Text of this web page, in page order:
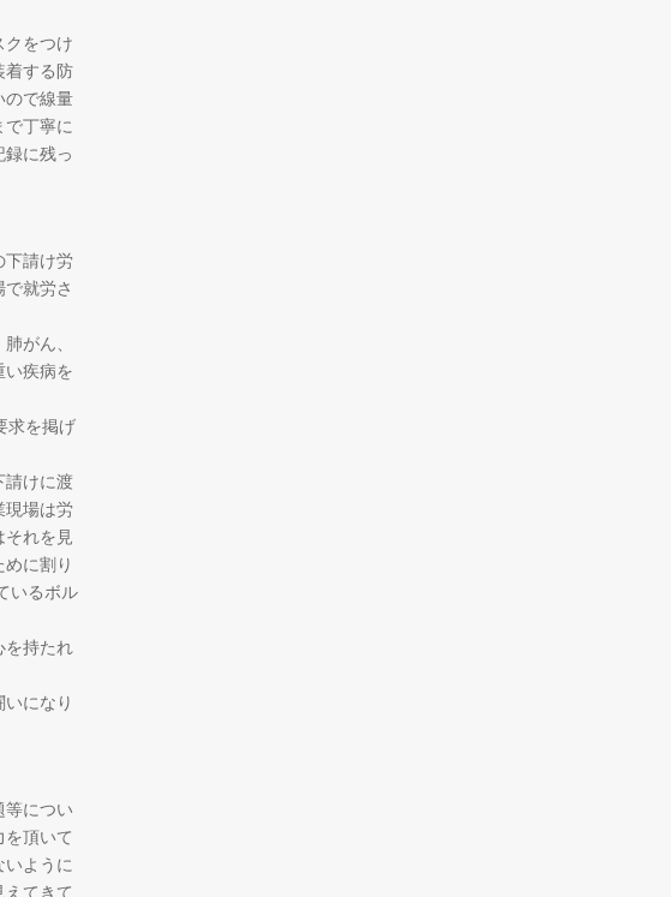
をつけ
着する防
ので線量
丁寧に
に残っ
下請け労
就労さ
がん、
い疾病を
求を掲げ
請けに渡
現場は労
それを見
に割り
いるボル
を持たれ
になり
につい
頂いて
いように
てきて